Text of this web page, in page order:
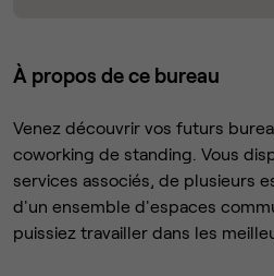
À propos de ce bureau
Venez découvrir vos futurs
coworking de standing. Vous
services associés, de plusieurs
d'un ensemble d'espaces
puissiez travailler dans les